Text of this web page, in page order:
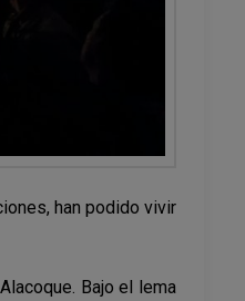
han podido vivir
Bajo el lema